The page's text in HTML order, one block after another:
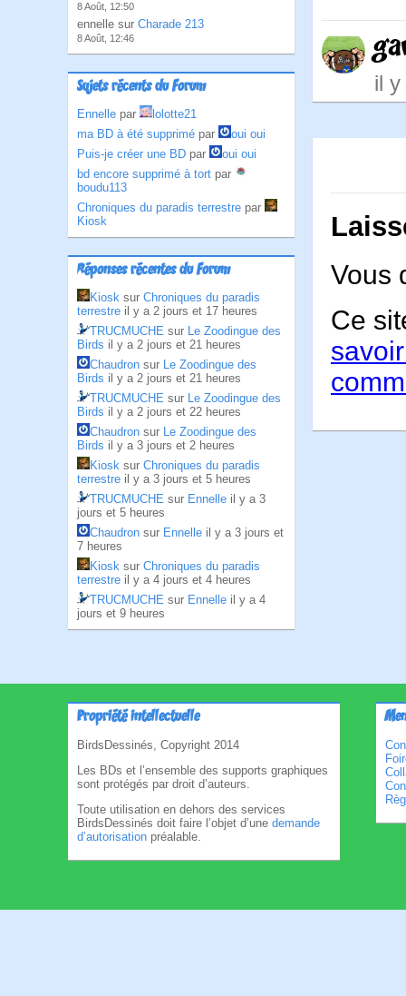
8 Août, 12:50
ennelle sur Charade 213
8 Août, 12:46
Sujets récents du Forum
Ennelle par
lolotte21
ma BD à été supprimé par
oui oui
Puis-je créer une BD par
oui oui
bd encore supprimé à tort par
boudu113
Chroniques du paradis terrestre par
Kiosk
Réponses récentes du Forum
Kiosk sur Chroniques du paradis
terrestre il y a 2 jours et 17 heures
TRUCMUCHE sur Le Zoodingue des
Birds il y a 2 jours et 21 heures
Chaudron sur Le Zoodingue des
Birds il y a 2 jours et 21 heures
TRUCMUCHE sur Le Zoodingue des
Birds il y a 2 jours et 22 heures
Chaudron sur Le Zoodingue des
Birds il y a 3 jours et 2 heures
Kiosk sur Chroniques du paradis
terrestre il y a 3 jours et 5 heures
TRUCMUCHE sur Ennelle il y a 3
jours et 5 heures
Chaudron sur Ennelle il y a 3 jours et
7 heures
Kiosk sur Chroniques du paradis
terrestre il y a 4 jours et 4 heures
TRUCMUCHE sur Ennelle il y a 4
jours et 9 heures
il
Vous
Ce
Propriété intellectuelle
BirdsDessinés, Copyright 2014
Les BDs et l’ensemble des supports graphiques
sont protégés par droit d’auteurs.
Toute utilisation en dehors des services
BirdsDessinés doit faire l’objet d’une demande
d’autorisation préalable.